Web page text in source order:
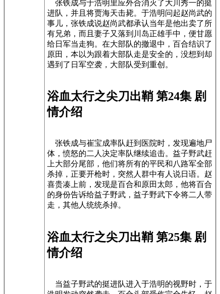
张铁成与于浩明里应外合消灭了大川秀一的挺
进队，并且将贾海天击毙。于浩明问起赵尚武的
事儿，张铁成说赵尚武都承认当年是他出卖了所
有兄弟，而且妻子又落到川岛正雄手中，便甘愿
给日军当走狗。在大部队的撤退中，百合结识了
原田，本以为跟着大部队走是安全的，没想到却
遇到了日军空袭，大部队受到重创。
浴血太行之尖刀出鞘 第24集 剧
情介绍
张铁成与崔宝成率队赶到医院时，发现遍地尸
体，愤怒的二人决定率队继续追击。益子野武赶
上大部分尾部，他们将所有的平民和八路军全部
杀掉，正要开枪时，突然人群中有人说日语。赵
喜贵凑上前，发现是百合和原田太郎，他将百合
的身份告诉给益子野武，益子野武下令将二人带
走，其他人统统杀掉。
浴血太行之尖刀出鞘 第25集 剧
情介绍
当益子野武的挺进队进入于浩明的视野时，于